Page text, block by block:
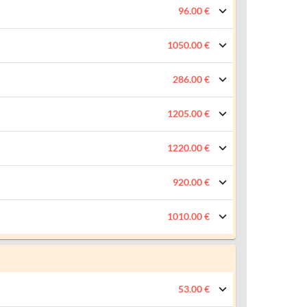
96.00 €
1050.00 €
286.00 €
1205.00 €
1220.00 €
920.00 €
1010.00 €
53.00 €